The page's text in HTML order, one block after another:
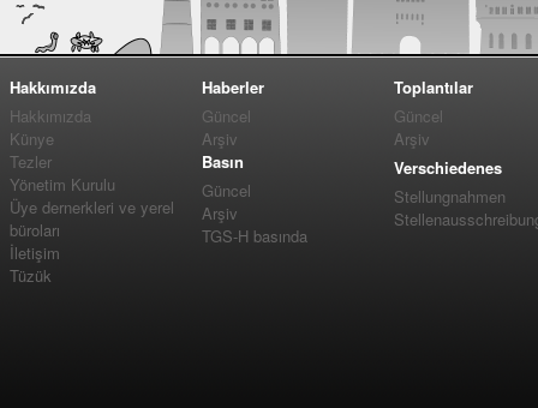
Hakkımızda
Hakkımızda
Künye
Tezler
Yönetim Kurulu
Üye dernerkleri ve yerel
büroları
İletişim
Tüzük
Haberler
Güncel
Arşiv
Basın
Güncel
Arşiv
TGS-H basında
Toplantılar
Güncel
Arşiv
Verschiedenes
Stellungnahmen